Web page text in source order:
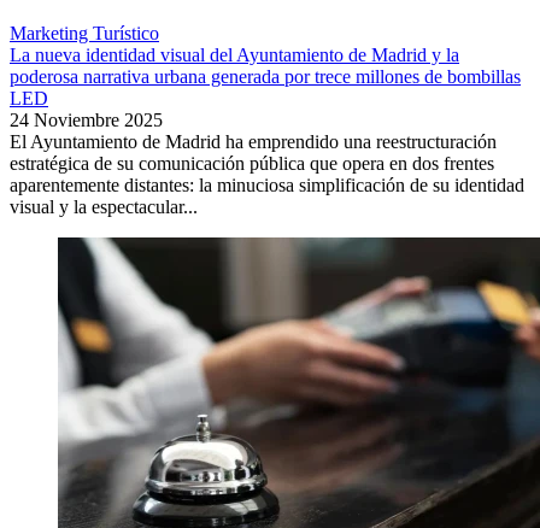
Marketing Turístico
La nueva identidad visual del Ayuntamiento de Madrid y la
poderosa narrativa urbana generada por trece millones de bombillas
LED
24 Noviembre 2025
El Ayuntamiento de Madrid ha emprendido una reestructuración
estratégica de su comunicación pública que opera en dos frentes
aparentemente distantes: la minuciosa simplificación de su identidad
visual y la espectacular...